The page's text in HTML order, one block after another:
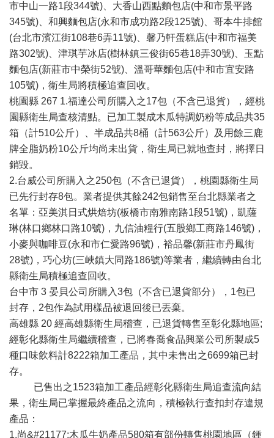
市中山一路1段344號)、大香山西點麵包店(中和市景平路
345號)、和興麵包店(永和市成功路2段125號)、哥本牛排館
(台北市濱江街108巷6弄11號)、馨乃軒蛋糕店(中和市福美
路302號)、津琪芋冰店(樹林鎮三俊街65巷18弄30號)、玉點
麵包店(新莊市中榮街52號)、溫哥華麵包店(中和市宜安路
105號)，衛生局將積極追查回收。
桃園縣 267 1.福達公司所購入之17包（不含已退貨），經桃
園縣衛生局查核清點。已加工製成木瓜特調奶粉等成品共35
箱（計510公斤）、半成品共8桶（計563公斤）及用餘三鹿
牌全脂奶粉10公斤均尚未出貨，衛生局已就地查封，將擇日
銷毀。
2.台威公司所購入之250包（不含已退貨），桃園縣衛生局
已先行封存8包。業者提供其餘242包銷售至台北縣業者之
名單：亞美淇日式烘焙坊(板橋市南雅南路1段51號)，凱薩
琳(林口鄉林口路10號)，九信油糧行(五股鄉工商路146號)，
小麥與咖啡豆(永和市仁愛路96號)，裕品馨(新莊市丹鳳街
28號)，巧心坊(三峽鎮大同路186號)等業者，繼續轉由台北
縣衛生局積極追查回收。
台中市 3 晏貝公司所購入3包（不含已退貨部分），1包已
封存，2包作為試用樣品被退回後已丟棄。
高雄縣 20 經高雄縣衛生局稽查，已退貨轉售至彰化縣地區;
經彰化縣衛生局繼續稽查，已將春喬食品興業公司所製成5
種口味飲料計8222箱加工產品，其中未售出之6699箱已封
存。
已售出之1523箱加工產品經彰化縣衛生局追查流向結
果，衛生局已掌握最終產品之流向，積極執行查扣封存違規
產品：
1.尚&#21177;木瓜牛奶產品580箱有部份轉售桃園地區（鍾